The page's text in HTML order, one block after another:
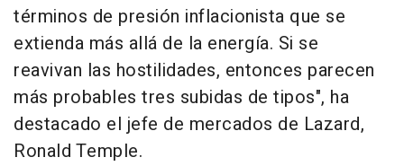
términos de presión inflacionista que se
extienda más allá de la energía. Si se
reavivan las hostilidades, entonces parecen
más probables tres subidas de tipos", ha
destacado el jefe de mercados de Lazard,
Ronald Temple.